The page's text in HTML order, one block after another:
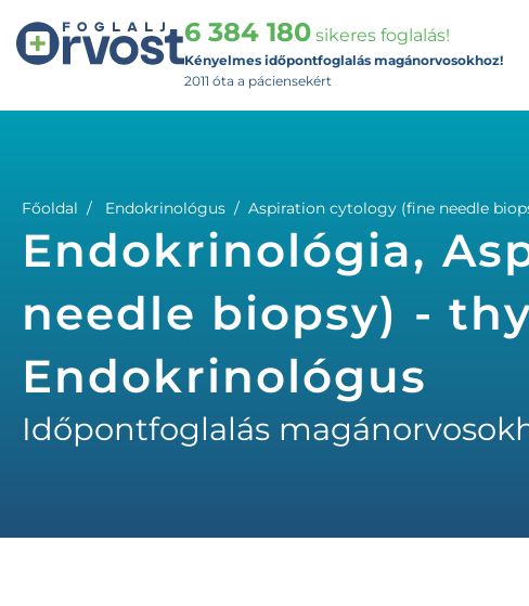
6 384 180 sikeres foglalás!
Kényelmes időpontfoglalás magánorvosokhoz!
2011 óta a páciensekért
Főoldal Endokrinológus Aspiration cytology (fine needle
Endokrinológia,
needle biopsy) -
Endokrinológus
Időpontfoglalás